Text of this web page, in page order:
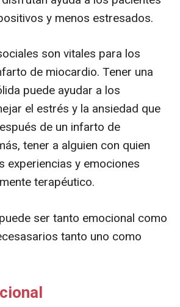
y menos estresados.
son vitales para los
de miocardio. Tener una
puede ayudar a los
el estrés y la ansiedad que
de un infarto de
tener a alguien con quien
experiencias y emociones
terapéutico.
ser tanto emocional como
tanto uno como